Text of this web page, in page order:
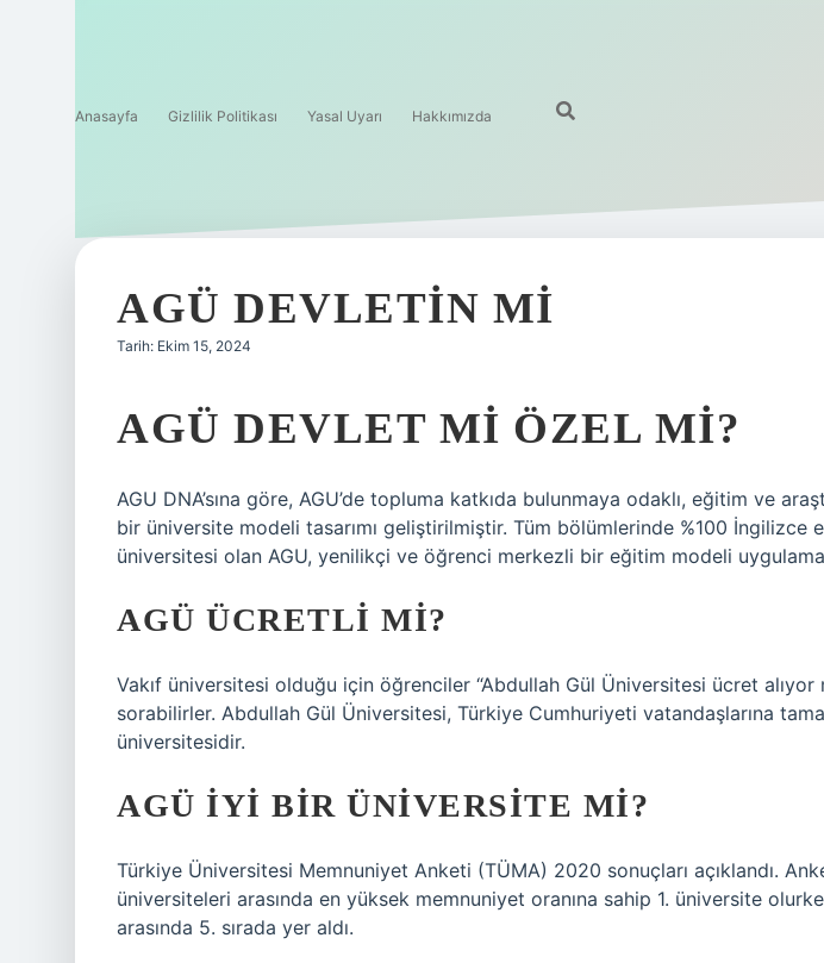
Anasayfa Gizlilik Politikası Yasal Uyarı Hakkımızda
AGÜ DEVLETIN MI
Tarih: Ekim 15, 2024
AGÜ DEVLET MI ÖZEL MI?
AGU DNA’sına göre, AGU’de topluma katkıda bulunmaya odaklı, eğitim ve
bir üniversite modeli tasarımı geliştirilmiştir. Tüm bölümlerinde %100 İngilizce
üniversitesi olan AGU, yenilikçi ve öğrenci merkezli bir eğitim modeli
AGÜ ÜCRETLI MI?
Vakıf üniversitesi olduğu için öğrenciler “Abdullah Gül Üniversitesi ücret alıyor
sorabilirler. Abdullah Gül Üniversitesi, Türkiye Cumhuriyeti vatandaşlarına
üniversitesidir.
AGÜ IYI BIR ÜNIVERSITE MI?
Türkiye Üniversitesi Memnuniyet Anketi (TÜMA) 2020 sonuçları açıklandı.
üniversiteleri arasında en yüksek memnuniyet oranına sahip 1. üniversite
arasında 5. sırada yer aldı.